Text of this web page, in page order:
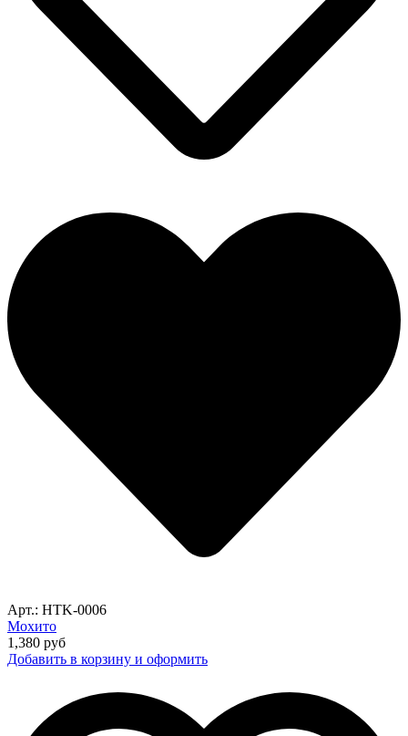
Арт.: HTK-0006
Мохито
1,380 руб
Добавить в корзину и оформить